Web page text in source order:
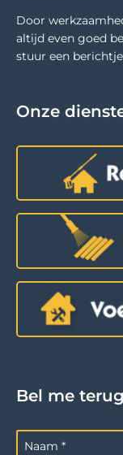
Door
altijd even goed
stuur een
Onze
Bel me